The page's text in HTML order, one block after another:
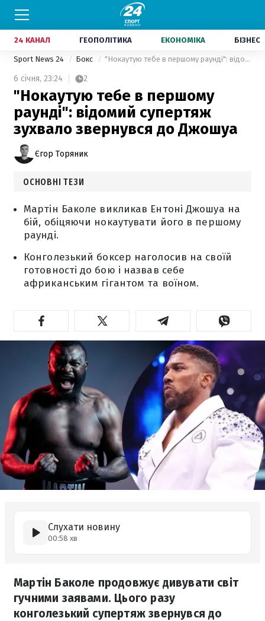
24 КАНАЛ ГЕОПОЛІТИКА ЕКОНОМІКА БІЗНЕС
Sport News 24 Бокс "Нокаутую тебе в першому раунді": відомий супертяж зухвало звернувся до Джошуа
6 січня, 23:24 2
"Нокаутую тебе в першому
раунді": відомий супертяж
зухвало звернувся до Джошуа
Єгор Торяник
ОСНОВНІ ТЕЗИ
Мартін Баколе викликав Ентоні Джошуа на
бій, обіцяючи нокаутувати його в першому
раунді.
Конголезький боксер наголосив на своїй
готовності до бою і назвав себе
африканським гігантом та воїном.
Слухати новину
00:58 хв
Мартін Баколе продовжує дивувати світ
гучними заявами. Цього разу
конголезький супертяж звернувся до